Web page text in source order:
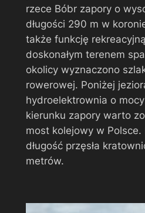
rzece Bóbr zapory o
długości 290 m w
także funkcję
doskonałym terenem
okolicy wyznaczono
rowerowej. Poniżej
hydroelektrownia o
kierunku zapory warto
most kolejowy w Polsce.
długość przęsła
metrów.